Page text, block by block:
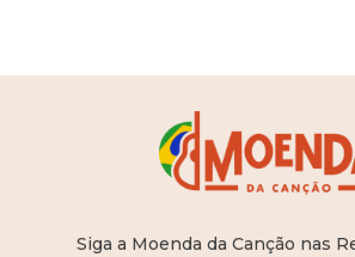
Siga a Moenda da Canção nas